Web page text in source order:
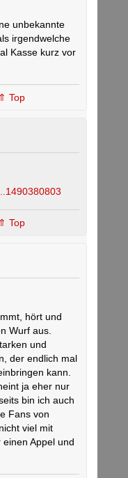
unbekannte
irgendwelche
Kasse kurz vor
⇑ Top
⇑ Top
hört und
Wurf aus.
und
der endlich mal
kann.
ja eher nur
bin ich auch
Fans von
viel mit
Appel und